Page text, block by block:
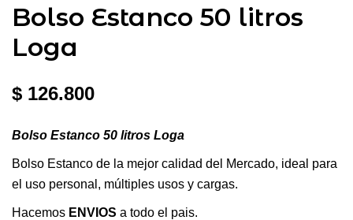
Bolso Estanco 50 litros
Loga
$ 126.800
Bolso Estanco 50 litros Loga
Bolso Estanco de la mejor calidad del Mercado, ideal para
el uso personal, múltiples usos y cargas.
Hacemos ENVIOS a todo el pais.